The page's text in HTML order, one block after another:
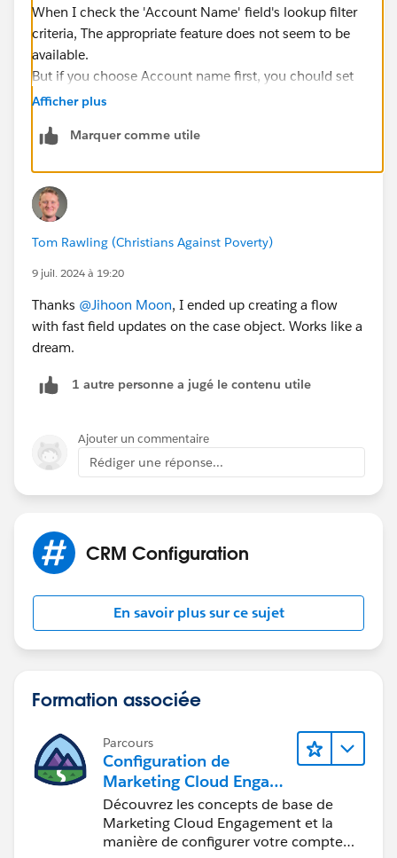
When I check the 'Account Name' field's lookup filter
criteria, The appropriate feature does not seem to be
available.
But if you choose Account name first, you chould set
up the 'Contact Name''s filter criteria, can choose only
that meets your requirement.
thanks.
Afficher plus
Marquer comme utile
Tom Rawling (Christians Against Poverty)
9 juil. 2024 à 19:20
Thanks @Jihoon Moon, I ended up creating a flow
with fast field updates on the case object. Works like a
dream.
1 autre personne a jugé le contenu utile
Ajouter un commentaire
Rédiger une réponse...
CRM Configuration
En savoir plus sur ce sujet
Formation associée
Parcours
Configuration de
Marketing Cloud Engage
ment
Découvrez les concepts de base de
Marketing Cloud Engagement et la
manière de configurer votre compte